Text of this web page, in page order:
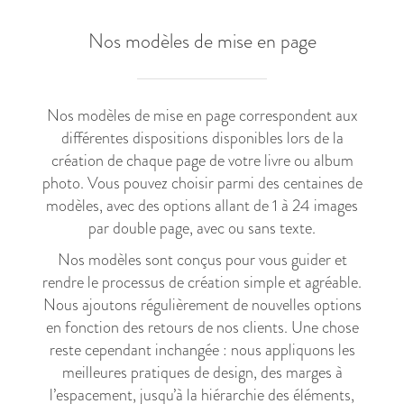
Nos modèles de mise en page
Nos modèles de mise en page correspondent aux
différentes dispositions disponibles lors de la
création de chaque page de votre livre ou album
photo. Vous pouvez choisir parmi des centaines de
modèles, avec des options allant de 1 à 24 images
par double page, avec ou sans texte.
Nos modèles sont conçus pour vous guider et
rendre le processus de création simple et agréable.
Nous ajoutons régulièrement de nouvelles options
en fonction des retours de nos clients. Une chose
reste cependant inchangée : nous appliquons les
meilleures pratiques de design, des marges à
l’espacement, jusqu’à la hiérarchie des éléments,